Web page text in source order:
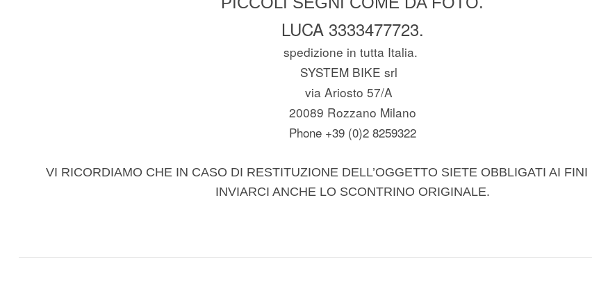
LUCA 3333477723.
spedizione in tutta Italia.
SYSTEM BIKE srl
via Ariosto 57/A
20089 Rozzano Milano
Phone +39 (0)2 8259322
VI RICORDIAMO CHE IN CASO DI RESTITUZIONE DELL’OGGETTO SIETE OBBLIGATI AI FINI
INVIARCI ANCHE LO SCONTRINO ORIGINALE.